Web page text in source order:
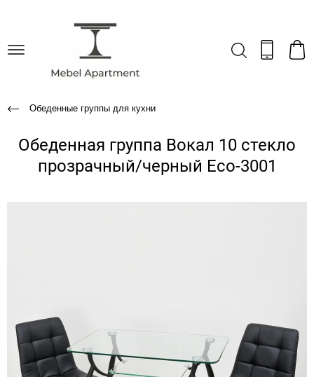
Обеденные группы для кухни
Обеденная группа Вокал 10 стекло
прозрачный/черный Eco-3001